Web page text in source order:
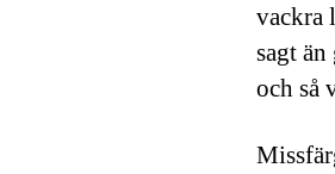
vackra
sagt
och så